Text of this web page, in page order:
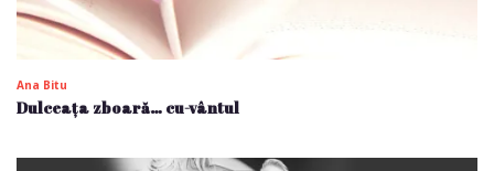
Ana Bitu
Dulceața zboară… cu-vântul